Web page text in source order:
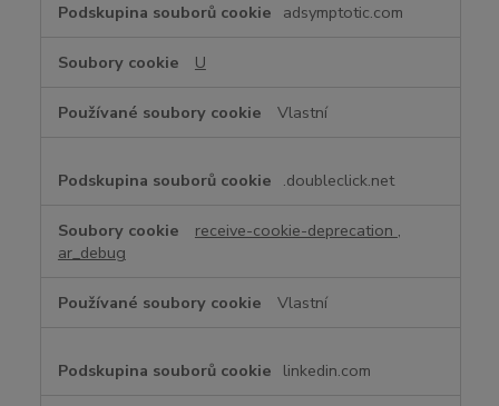
adsymptotic.com
U
Vlastní
.doubleclick.net
receive-cookie-deprecation ,
ar_debug
Vlastní
linkedin.com